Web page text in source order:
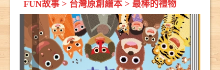
FUN故事> 台灣原創繪本> 最棒的禮物